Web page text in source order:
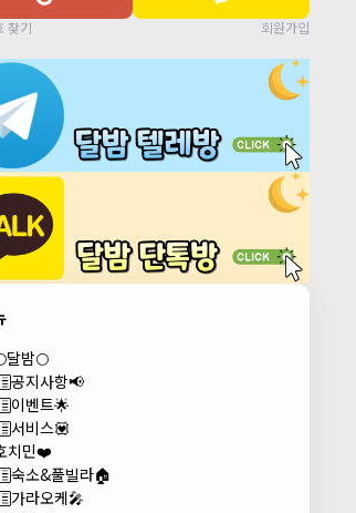
찾기 회원가입
달밤🌕
공지사항📢
이벤트🌟
서비스💟
치민❤️
숙소&풀빌라🏠
가라오케🎤